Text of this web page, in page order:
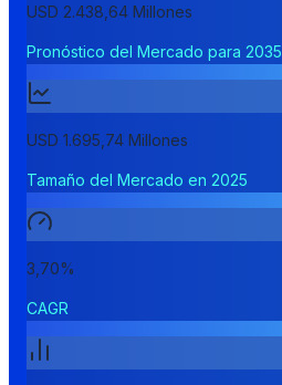
USD 2.438,64 Millones
Pronóstico del Mercado para 2035
USD 1.695,74 Millones
Tamaño del Mercado en 2025
3,70%
CAGR